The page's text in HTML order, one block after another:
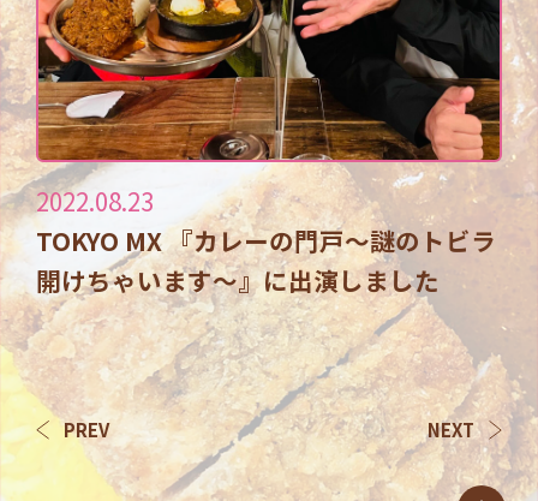
2022.08.23
TOKYO MX 『カレーの門戸～謎のトビラ
開けちゃいます～』に出演しました
PREV NEXT